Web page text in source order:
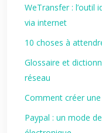
WeTransfer : l’outil
via internet
10 choses à
Glossaire et
réseau
Comment créer
Paypal : un mode